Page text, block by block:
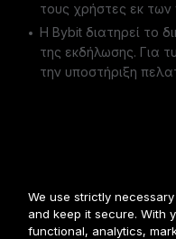
τους χρήστες εκ
H Bybit διατηρεί το
της εκδήλωσης. Για
την υποστήριξη
We use strictly
and keep it secure. With
functional, analytics,